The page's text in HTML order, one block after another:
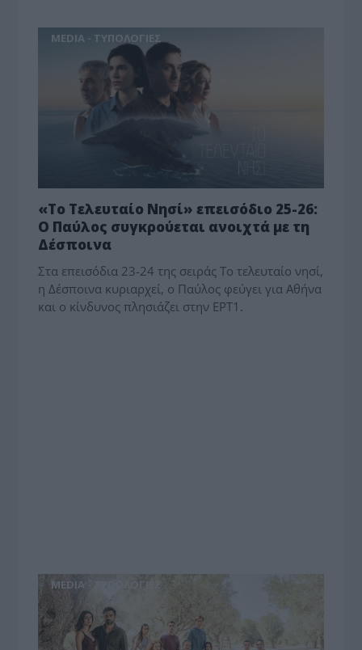
MEDIA - ΤΥΠΟΛΟΓΙΕΣ
«Το Τελευταίο Νησί» επεισόδιο 25-26:
Ο Παύλος συγκρούεται ανοιχτά με τη
Δέσποινα
Στα επεισόδια 23-24 της σειράς Το τελευταίο νησί,
η Δέσποινα κυριαρχεί, ο Παύλος φεύγει για Αθήνα
και ο κίνδυνος πλησιάζει στην ΕΡΤ1.
MEDIA - ΤΥΠΟΛΟΓΙΕΣ